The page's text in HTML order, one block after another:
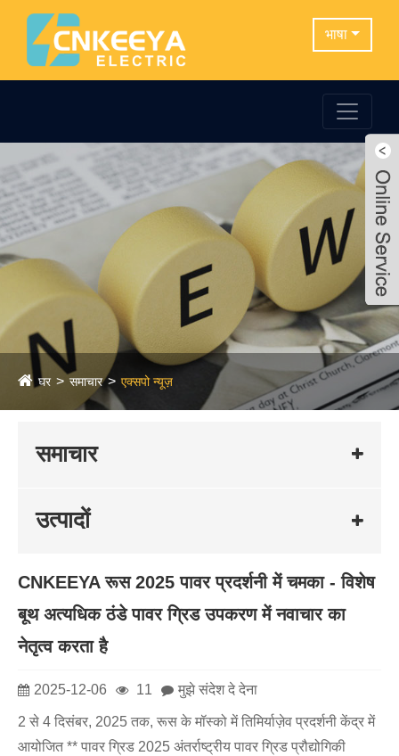
भाषा
घर समाचार एक्सपो न्यूज़
समाचार
उत्पादों
CNKEEYA रूस 2025 पावर प्रदर्शनी में चमका - विशेष
बूथ अत्यधिक ठंडे पावर ग्रिड उपकरण में नवाचार का
नेतृत्व करता है
2025-12-06 11 मुझे संदेश दे देना
2 से 4 दिसंबर, 2025 तक, रूस के मॉस्को में तिमिर्याज़ेव प्रदर्शनी केंद्र में
आयोजित ** पावर ग्रिड 2025 अंतर्राष्ट्रीय पावर ग्रिड प्रौद्योगिकी